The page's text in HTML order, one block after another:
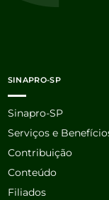
SINAPRO-SP
Sinapro-SP
Serviços e
Contribuição
Conteúdo
Filiados